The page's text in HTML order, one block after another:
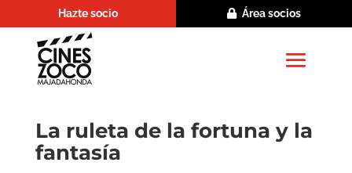
Hazte socio Área socios
La ruleta de la fortuna y la
fantasía